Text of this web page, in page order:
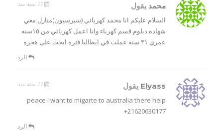
محمد يقول
السلام عليكم انا محمد كهربائي (سيرسيون)منازل معي
شهاده دبلوم قسم كهرباء وانا اعمل كهربائي من ١٥سنه
عمري ٣١ سنه عملت في ايطاليا فتره ابحث علي هجره
الرد
Elyass يقول
peace i want to migarte to australia there help
+21620630177
الرد